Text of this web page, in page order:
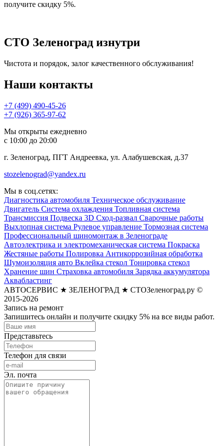
получите скидку 5%.
СТО Зеленоград изнутри
Чистота и порядок, залог качественного обслуживания!
Наши контакты
+7 (499) 490-45-26
+7 (926) 365-97-62
Мы открыты ежедневно
с 10:00 до 20:00
г. Зеленоград, ПГТ Андреевка, ул. Алабушевская, д.37
stozelenograd@yandex.ru
Мы в соц.сетях:
Диагностика автомобиля Техническое обслуживание
Двигатель Система охлаждения Топливная система
Трансмиссия Подвеска 3D Сход-развал Сварочные работы
Выхлопная система Рулевое управление Тормозная система
Профессиональный шиномонтаж в Зеленограде
Автоэлектрика и электромеханическая система Покраска
Жестяные работы Полировка Антикоррозийная обработка
Шумоизоляция авто Вклейка стекол Тонировка стекол
Хранение шин Страховка автомобиля Зарядка аккумулятора
Аквабластинг
АВТОСЕРВИС ★ ЗЕЛЕНОГРАД ★ СТОЗеленоград.ру ©
2015-2026
Запись на ремонт
Запишитесь онлайн и получите скидку 5% на все виды работ.
Представьтесь
Телефон для связи
Эл. почта